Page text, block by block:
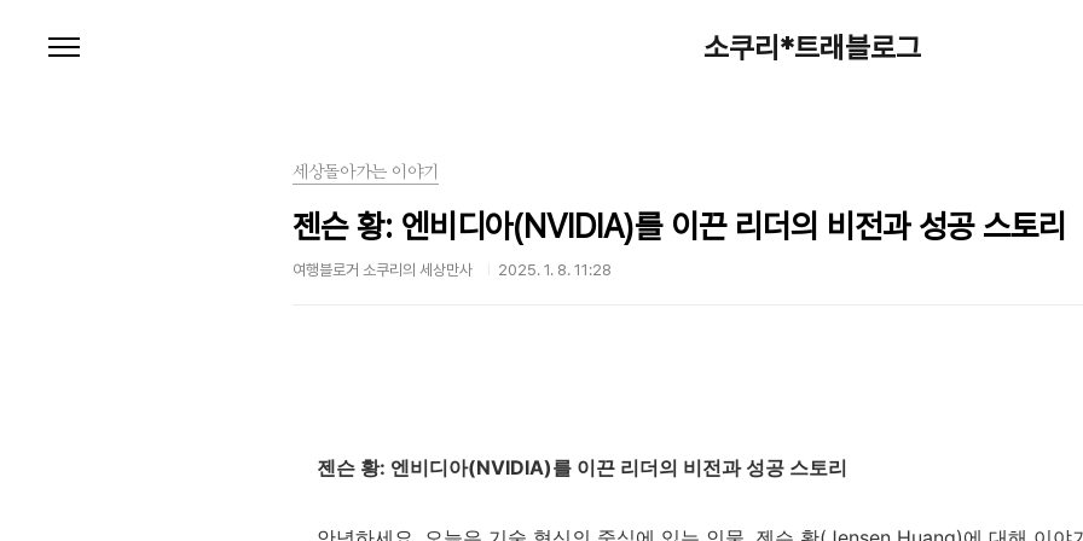
소쿠리*트래블로그
세상돌아가는 이야기
젠슨 황: 엔비디아(NVIDIA)를 이끈 리더의 비전과 성공 스토리
여행블로거 소쿠리의 세상만사 2025. 1. 8. 11:28
젠슨 황: 엔비디아(NVIDIA)를 이끈 리더의 비전과 성공 스토리